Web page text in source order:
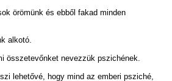
örömünk és ebből fakad minden
alkotó.
összetevőnket nevezzük pszichének.
lehetővé, hogy mind az emberi psziché,